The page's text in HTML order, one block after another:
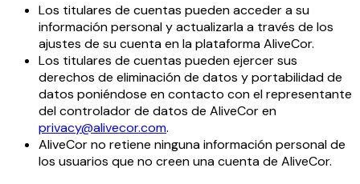
Los titulares de cuentas pueden acceder a su
información personal y actualizarla a través de los
ajustes de su cuenta en la plataforma AliveCor.
Los titulares de cuentas pueden ejercer sus
derechos de eliminación de datos y portabilidad de
datos poniéndose en contacto con el representante
del controlador de datos de AliveCor en
privacy@alivecor.com.
AliveCor no retiene ninguna información personal de
los usuarios que no creen una cuenta de AliveCor.